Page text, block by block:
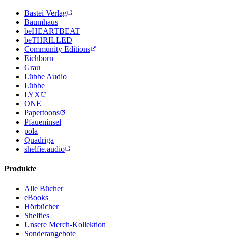
Bastei Verlag
Baumhaus
beHEARTBEAT
beTHRILLED
Community Editions
Eichborn
Grau
Lübbe Audio
Lübbe
LYX
ONE
Papertoons
Pfaueninsel
pola
Quadriga
shelfie.audio
Produkte
Alle Bücher
eBooks
Hörbücher
Shelfies
Unsere Merch-Kollektion
Sonderangebote